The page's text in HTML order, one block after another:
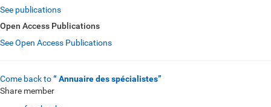
See publications
Open Access Publications
See Open Access Publications
Come back to“ Annuaire des spécialistes”
Share member